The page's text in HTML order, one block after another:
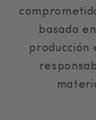
basada
producción